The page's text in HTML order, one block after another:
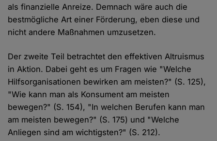
als finanzielle Anreize. Demnach wäre auch die
bestmögliche Art einer Förderung, eben diese und
nicht andere Maßnahmen umzusetzen.
Der zweite Teil betrachtet den effektiven Altruismus
in Aktion. Dabei geht es um Fragen wie "Welche
Hilfsorganisationen bewirken am meisten?" (S. 125),
"Wie kann man als Konsument am meisten
bewegen?" (S. 154), "In welchen Berufen kann man
am meisten bewegen?" (S. 175) und "Welche
Anliegen sind am wichtigsten?" (S. 212).